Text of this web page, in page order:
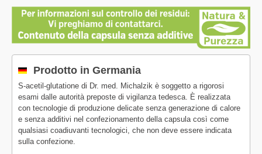
Prodotto in Germania
S-acetil-glutatione di Dr. med. Michalzik è soggetto a rigorosi
esami dalle autorità preposte di vigilanza tedesca. È realizzata
con tecnologie di produzione delicate senza generazione di calore
e senza additivi nel confezionamento della capsula così come
qualsiasi coadiuvanti tecnologici, che non deve essere indicata
sulla confezione.